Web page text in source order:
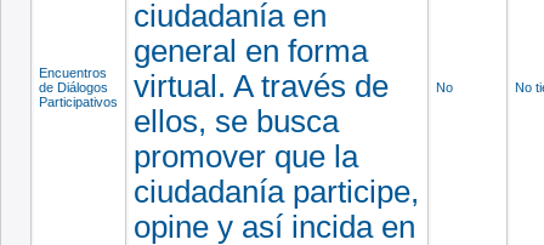
Encuentros
de Diálogos
Participativos
ciudadanía en
general en forma
virtual. A través de
ellos, se busca
promover que la
ciudadanía participe,
opine y así incida en
No No